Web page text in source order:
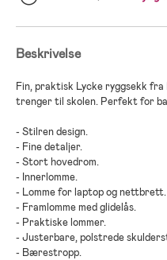
Beskrivelse
Fin, praktisk Lycke ryggsekk
trenger til skolen. Perfekt for
- Stilren design.
- Fine detaljer.
- Stort hovedrom.
- Innerlomme.
- Lomme for laptop og nettbrett.
- Framlomme med glidelås.
- Praktiske lommer.
- Justerbare, polstrede
- Bærestropp.